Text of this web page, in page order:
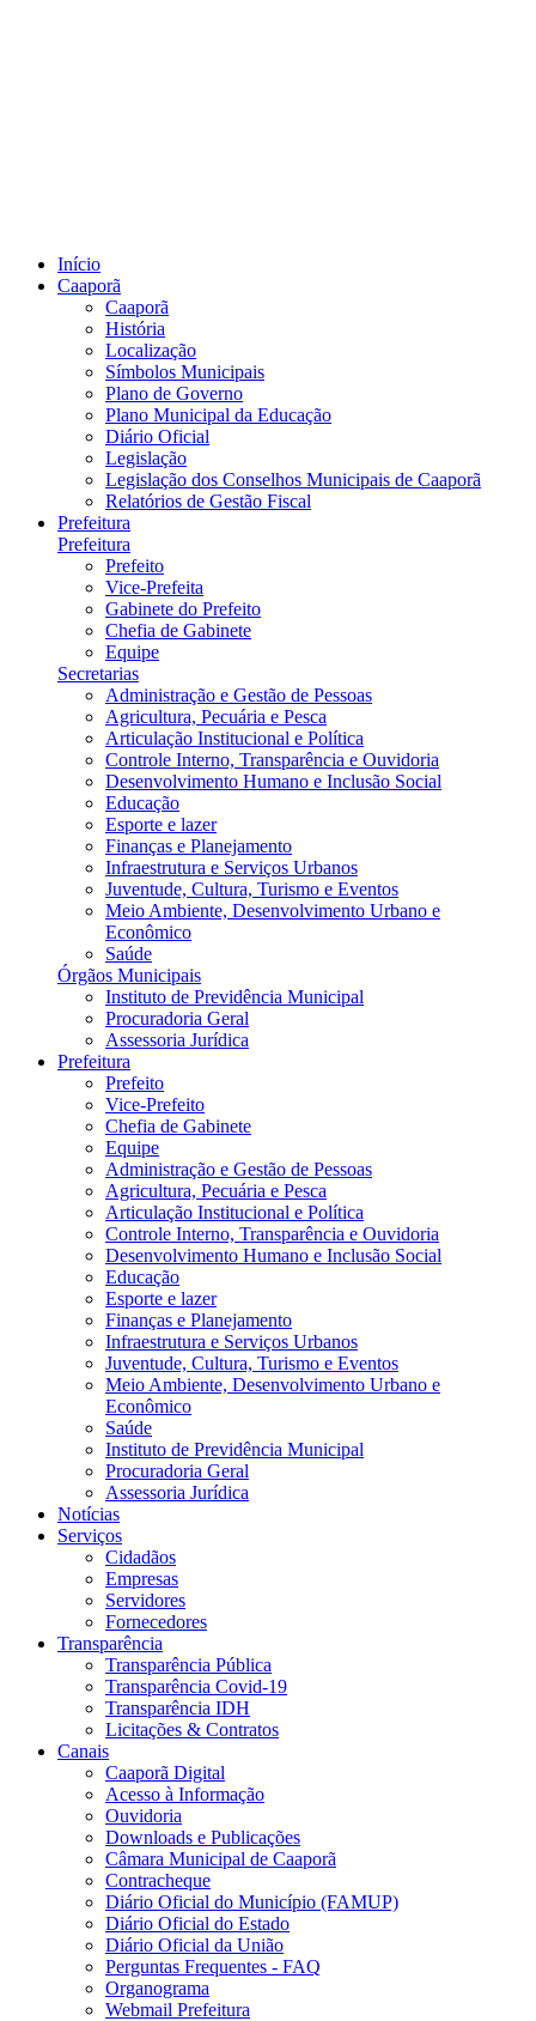
Início
Caaporã
Caaporã
História
Localização
Símbolos Municipais
Plano de Governo
Plano Municipal da Educação
Diário Oficial
Legislação
Legislação dos Conselhos Municipais de Caaporã
Relatórios de Gestão Fiscal
Prefeitura
Prefeitura
Prefeito
Vice-Prefeita
Gabinete do Prefeito
Chefia de Gabinete
Equipe
Secretarias
Administração e Gestão de Pessoas
Agricultura, Pecuária e Pesca
Articulação Institucional e Política
Controle Interno, Transparência e Ouvidoria
Desenvolvimento Humano e Inclusão Social
Educação
Esporte e lazer
Finanças e Planejamento
Infraestrutura e Serviços Urbanos
Juventude, Cultura, Turismo e Eventos
Meio Ambiente, Desenvolvimento Urbano e
Econômico
Saúde
Órgãos Municipais
Instituto de Previdência Municipal
Procuradoria Geral
Assessoria Jurídica
Prefeitura
Prefeito
Vice-Prefeito
Chefia de Gabinete
Equipe
Administração e Gestão de Pessoas
Agricultura, Pecuária e Pesca
Articulação Institucional e Política
Controle Interno, Transparência e Ouvidoria
Desenvolvimento Humano e Inclusão Social
Educação
Esporte e lazer
Finanças e Planejamento
Infraestrutura e Serviços Urbanos
Juventude, Cultura, Turismo e Eventos
Meio Ambiente, Desenvolvimento Urbano e
Econômico
Saúde
Instituto de Previdência Municipal
Procuradoria Geral
Assessoria Jurídica
Notícias
Serviços
Cidadãos
Empresas
Servidores
Fornecedores
Transparência
Transparência Pública
Transparência Covid-19
Transparência IDH
Licitações & Contratos
Canais
Caaporã Digital
Acesso à Informação
Ouvidoria
Downloads e Publicações
Câmara Municipal de Caaporã
Contracheque
Diário Oficial do Município (FAMUP)
Diário Oficial do Estado
Diário Oficial da União
Perguntas Frequentes - FAQ
Organograma
Webmail Prefeitura